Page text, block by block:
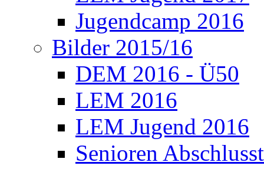
Jugendcamp 2016
Bilder 2015/16
DEM 2016 - Ü50
LEM 2016
LEM Jugend 2016
Senioren